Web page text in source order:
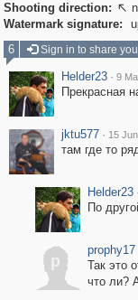
Shooting direction: 
Watermark signature:
6
Sign in to share
Helder23 · 9
Прекрасная
jktu577 · 15
там где то
Helder23 ·
По
p
prophy17
Так это
что ли?